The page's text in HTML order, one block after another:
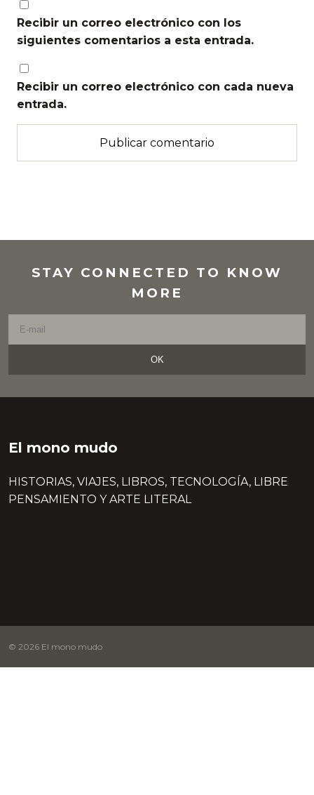
Recibir un correo electrónico con los
siguientes comentarios a esta entrada.
Recibir un correo electrónico con cada nueva
entrada.
STAY CONNECTED TO KNOW
MORE
OK
El mono mudo
HISTORIAS, VIAJES, LIBROS, TECNOLOGÍA, LIBRE
PENSAMIENTO Y ARTE LITERAL
© 2026 El mono mudo